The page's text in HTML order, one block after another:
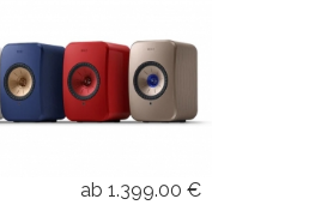
ab 1.399.00 €